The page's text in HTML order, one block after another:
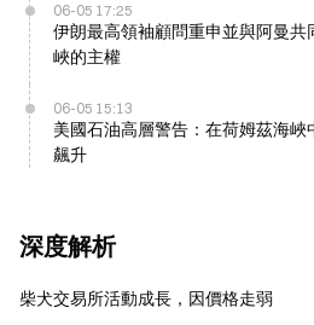
06-05 17:25
伊朗最高領袖顧問重申並與阿曼共
峽的主權
06-05 15:13
美國石油高層警告：在荷姆茲海
飆升
深度解析
柴犬交易所活動成長，因價格走弱